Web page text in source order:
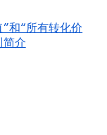
和“所有转化价
简介